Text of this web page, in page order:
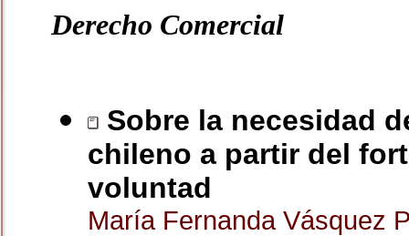
Derecho Comercial
Sobre la necesidad
chileno a partir del
voluntad
María Fernanda Vásquez